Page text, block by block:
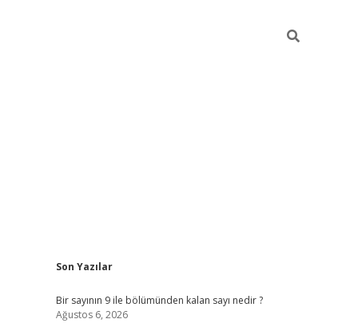
Sidebar
Son Yazılar
Bir sayının 9 ile bölümünden kalan sayı nedir ?
Ağustos 6, 2026